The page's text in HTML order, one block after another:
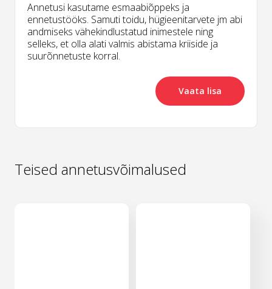
Annetusi kasutame esmaabiõppeks ja
ennetustööks. Samuti toidu, hügieenitarvete jm abi
andmiseks vähekindlustatud inimestele ning
selleks, et olla alati valmis abistama kriiside ja
suurõnnetuste korral.
Vaata lisa
Teised annetusvõimalused